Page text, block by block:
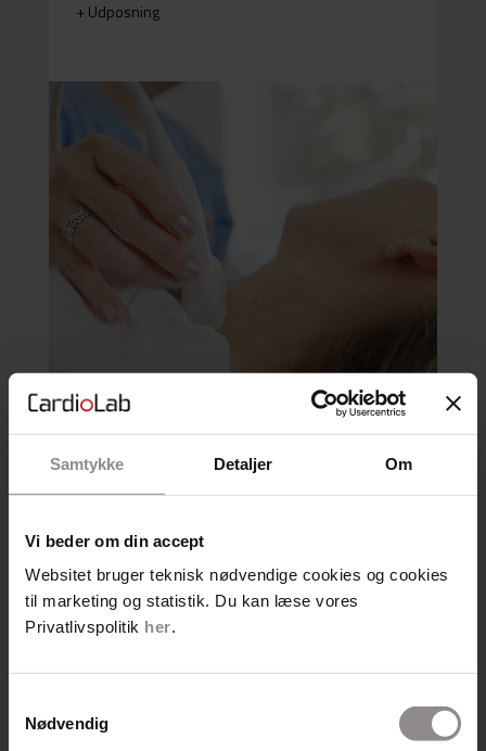
Samtykke Detaljer Om
Vi beder om din accept
Websitet bruger teknisk nødvendige cookies og cookies
til marketing og statistik. Du kan læse vores
Privatlivspolitik her.
Nødvendig
+ Udposning
Tjek hjertets funktion
Ultralydsskanning af hjertet
EKG
Klinisk måling
Anbefaling
6.795,-
Læs mere…
Udvidet hjerte-undersøgelse
Sundhedstjek
+ Hjertescanning
+ Risiko blodprop